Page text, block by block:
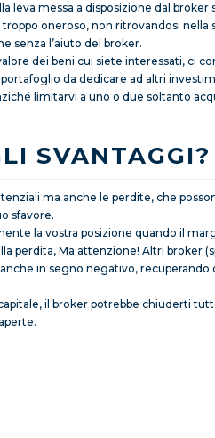
leva messa a disposizione dal broker
oneroso, non ritrovandosi nella
senza l’aiuto del broker.
dei beni cui siete interessati, ci
da dedicare ad altri
limitarvi a uno o due soltanto
SVANTAGGI?
ma anche le perdite, che
sfavore.
la vostra posizione quando il
perdita, Ma attenzione! Altri broker
in segno negativo,
il broker potrebbe chiuderti